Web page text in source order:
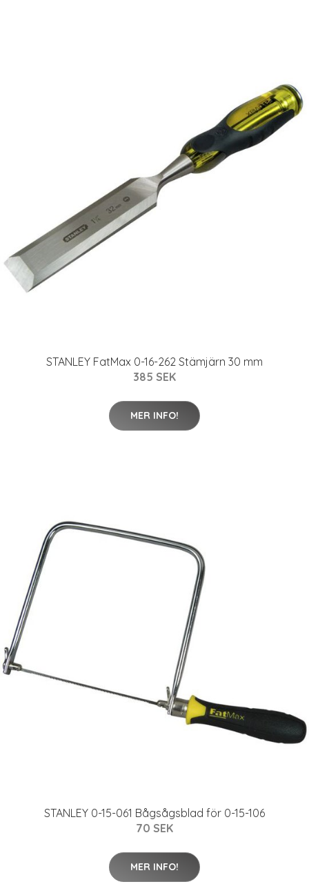
STANLEY FatMax 0-16-262 Stämjärn 30 mm
385 SEK
MER INFO!
STANLEY 0-15-061 Bågsågsblad för 0-15-106
70 SEK
MER INFO!